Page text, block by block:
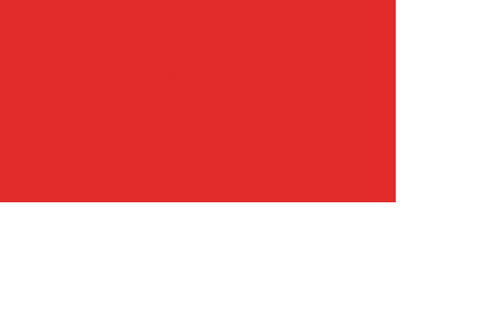
Condicionado Portatil